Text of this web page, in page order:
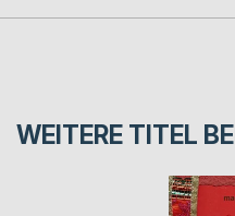
WEITERE TITEL BEI